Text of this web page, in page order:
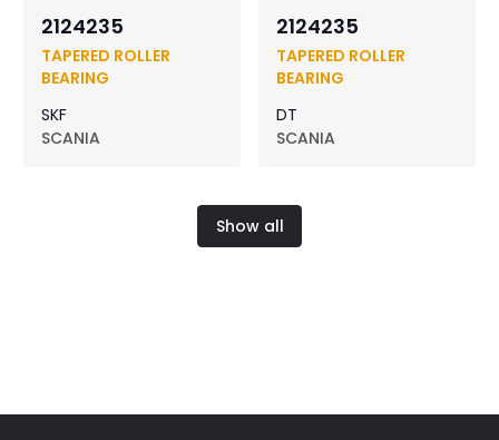
2124235
TAPERED ROLLER
BEARING
SKF
SCANIA
2124235
TAPERED ROLLER
BEARING
DT
SCANIA
Show all